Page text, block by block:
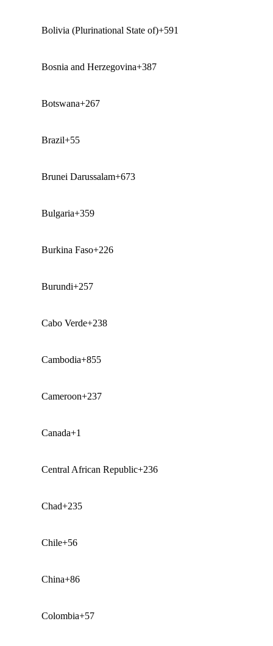
Bolivia (Plurinational State of)+591
Bosnia and Herzegovina+387
Botswana+267
Brazil+55
Brunei Darussalam+673
Bulgaria+359
Burkina Faso+226
Burundi+257
Cabo Verde+238
Cambodia+855
Cameroon+237
Canada+1
Central African Republic+236
Chad+235
Chile+56
China+86
Colombia+57